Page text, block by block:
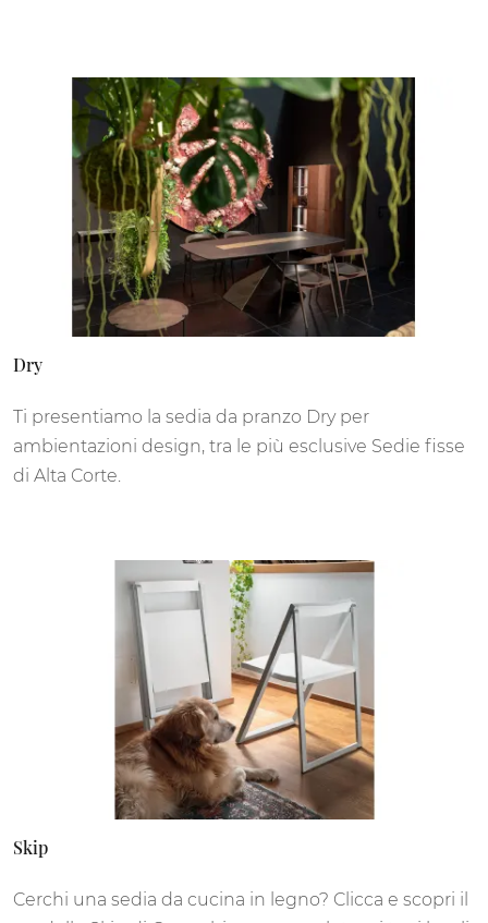
Dry
Ti presentiamo la sedia da pranzo Dry per
ambientazioni design, tra le più esclusive Sedie fisse
di Alta Corte.
Skip
Cerchi una sedia da cucina in legno? Clicca e scopri il